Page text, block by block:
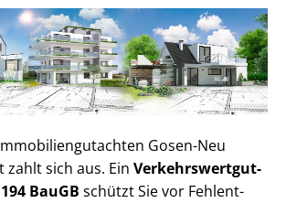
Gosen-Neu
zahlt sich aus. Ein Ver­kehrs­wert­gut­
BauGB schützt Sie vor Fehl­ent­